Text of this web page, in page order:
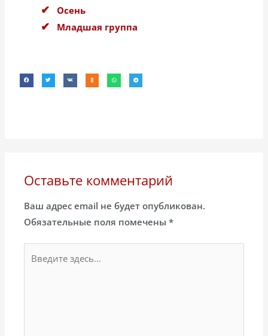
Осень
Младшая группа
Оставьте комментарий
Ваш адрес email не будет опубликован.
Обязательные поля помечены*
здесь...